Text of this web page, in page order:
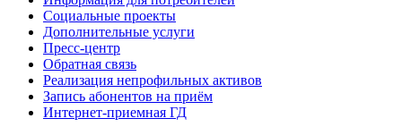
Социальные проекты
Дополнительные услуги
Пресс-центр
Обратная связь
Реализация непрофильных активов
Запись абонентов на приём
Интернет-приемная ГД